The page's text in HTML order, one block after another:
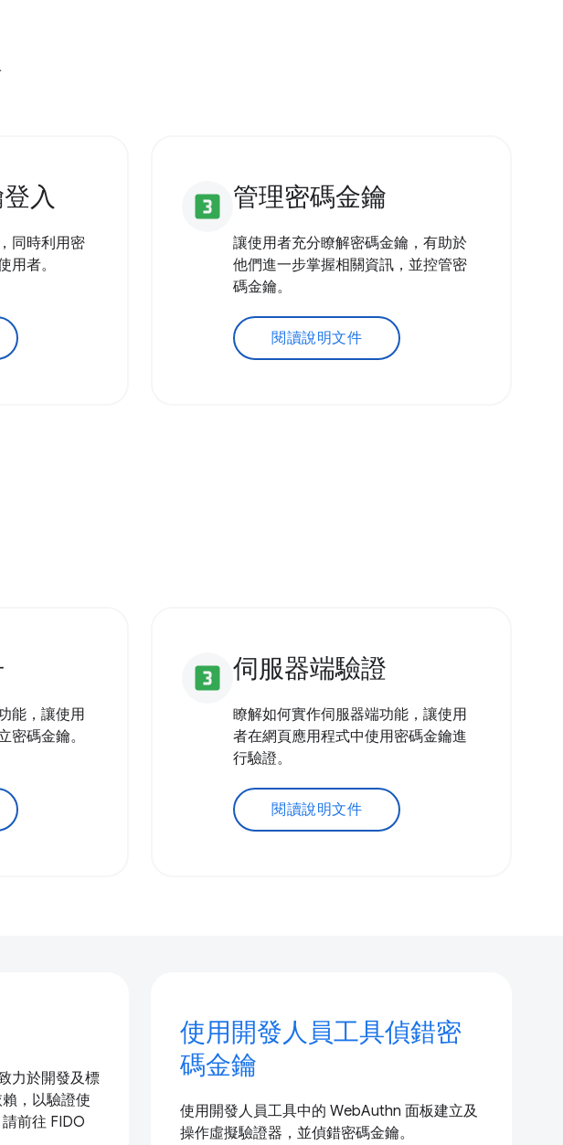
入
同時利用密
用者。
looks_3 管理密碼金鑰
讓使用者充分瞭解密碼金鑰，有助於
他們進一步掌握相關資訊，並控管密
碼金鑰。
閱讀說明文件
能，讓使用
密碼金鑰。
looks_3 伺服器端驗證
瞭解如何實作伺服器端功能，讓使用
者在網頁應用程式中使用密碼金鑰進
行驗證。
閱讀說明文件
力於開發及標
，以驗證使
前往 FIDO
使用開發人員工具偵錯密
碼金鑰
使用開發人員工具中的 WebAuthn 面板建立及
操作虛擬驗證器，並偵錯密碼金鑰。